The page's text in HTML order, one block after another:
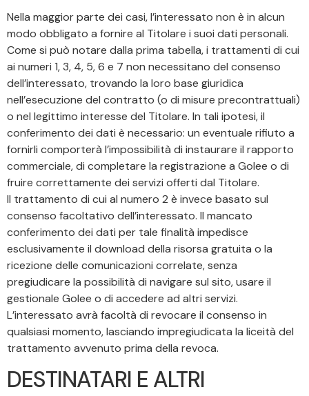
Nella maggior parte dei casi, l’interessato non è in alcun
modo obbligato a fornire al Titolare i suoi dati personali.
Come si può notare dalla prima tabella, i trattamenti di cui
ai numeri 1, 3, 4, 5, 6 e 7 non necessitano del consenso
dell’interessato, trovando la loro base giuridica
nell’esecuzione del contratto (o di misure precontrattuali)
o nel legittimo interesse del Titolare. In tali ipotesi, il
conferimento dei dati è necessario: un eventuale rifiuto a
fornirli comporterà l’impossibilità di instaurare il rapporto
commerciale, di completare la registrazione a Golee o di
fruire correttamente dei servizi offerti dal Titolare.
Il trattamento di cui al numero 2 è invece basato sul
consenso facoltativo dell’interessato. Il mancato
conferimento dei dati per tale finalità impedisce
esclusivamente il download della risorsa gratuita o la
ricezione delle comunicazioni correlate, senza
pregiudicare la possibilità di navigare sul sito, usare il
gestionale Golee o di accedere ad altri servizi.
L’interessato avrà facoltà di revocare il consenso in
qualsiasi momento, lasciando impregiudicata la liceità del
trattamento avvenuto prima della revoca.
DESTINATARI E ALTRI